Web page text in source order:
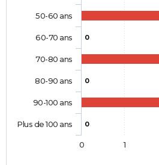
0
0
0
50-60 ans
60-70 ans
70-80 ans
80-90 ans
90-100 ans
Plus de 100 ans
0 1